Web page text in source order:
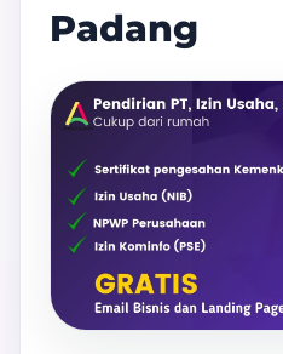
Padang